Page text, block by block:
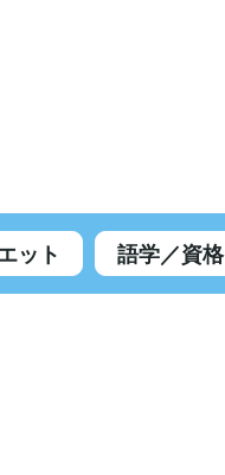
ット 語学／資格